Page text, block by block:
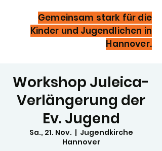
Gemeinsam stark für die
Kinder und Jugendlichen in
Hannover.
Workshop Juleica-
Verlängerung der
Ev. Jugend
Sa., 21. Nov.
  |
Jugendkirche
Hannover